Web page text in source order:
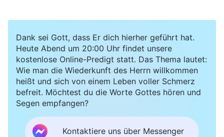
Dank sei Gott, dass Er dich hierher geführt hat.
Heute Abend um 20:00 Uhr findet unsere
kostenlose Online-Predigt statt. Das Thema lautet:
Wie man die Wiederkunft des Herrn willkommen
heißt und sich von einem Leben voller Schmerz
befreit. Möchtest du die Worte Gottes hören und
Segen empfangen?
Kontaktiere uns über Messenger